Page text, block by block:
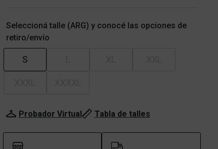
Seleccioná talle (ARG) y conocé las opciones de
retiro/envío
S
Probador Virtual Tabla de talles